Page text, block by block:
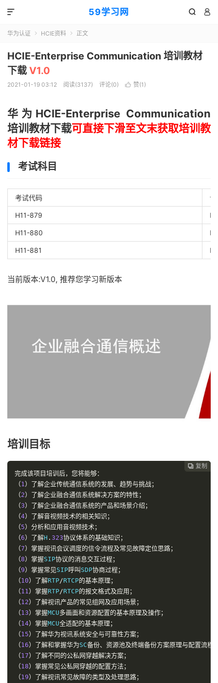
59学习网  

华为认证  HCIE资料  正文
HCIE-Enterprise Communication 培训教材
下载 V1.0
2021-01-19 03:12 阅读(3137) 评论(0)  赞(1 )
华为HCIE-Enterprise Communication
培训教材下载可直接下滑至文末获取培训教
材下载链接
考试科目
考试代码 认
H11-879
H11-880
H11-881
当前版本:V1.0, 推荐您学习新版本
培训目标
 复制
 复制
 复制
完成该项目培训后，您将能够：
（1 ）了解企业传统通信系统的发展、趋势与挑战；
（2）了解企业融合通信系统解决方案的特性；
（3）了解企业融合通信系统的产品和场景介绍；
（4）了解音视频技术的相关知识；
（5）分析和应用音视频技术；
（6）了解H . 323协议体系的基础知识；
（7）掌握视讯会议调度的信令流程及常见故障定位思路；
（8）掌握SIP协议的消息交互过程；
（9）掌握常见 SIP呼叫 SDP协商过程；
（10）了解RTP/RTCP的基本原理；
（11 ）掌握RTP/RTCP的报文格式及应用；
（12）了解视讯产品的常见组网及应用场景；
（13）掌握MCU多画面和资源配置的基本原理及操作；
（14）掌握MCU全适配的基本原理；
（15）了解华为视讯系统安全与可靠性方案；
（16）了解和掌握华为SC备份、资源池及终端备份方案原理与配置流程
（17）了解不同的公私网穿越解决方案；
（18）掌握常见公私网穿越的配置方法；
（19）了解视讯常见故障的类型及处理思路；